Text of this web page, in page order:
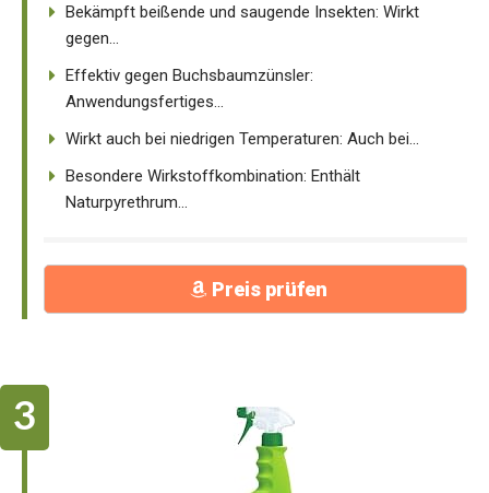
Bekämpft beißende und saugende Insekten: Wirkt
gegen...
Effektiv gegen Buchsbaumzünsler:
Anwendungsfertiges...
Wirkt auch bei niedrigen Temperaturen: Auch bei...
Besondere Wirkstoffkombination: Enthält
Naturpyrethrum...
Preis prüfen